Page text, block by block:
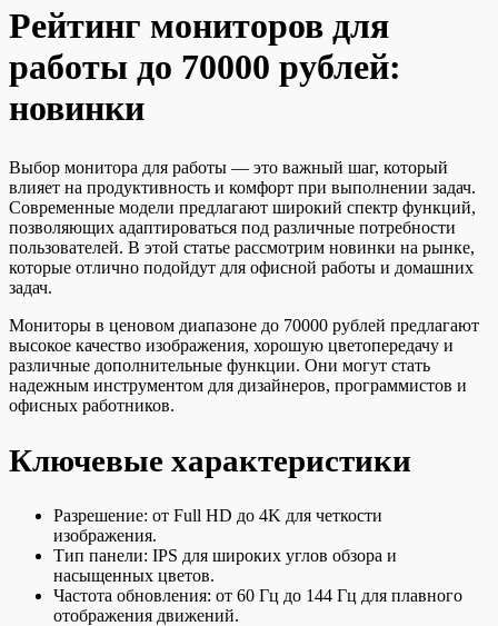
Рейтинг мониторов для
работы до 70000 рублей:
новинки
Выбор монитора для работы — это важный шаг, который
влияет на продуктивность и комфорт при выполнении задач.
Современные модели предлагают широкий спектр функций,
позволяющих адаптироваться под различные потребности
пользователей. В этой статье рассмотрим новинки на рынке,
которые отлично подойдут для офисной работы и домашних
задач.
Мониторы в ценовом диапазоне до 70000 рублей предлагают
высокое качество изображения, хорошую цветопередачу и
различные дополнительные функции. Они могут стать
надежным инструментом для дизайнеров, программистов и
офисных работников.
Ключевые характеристики
Разрешение: от Full HD до 4K для четкости
изображения.
Тип панели: IPS для широких углов обзора и
насыщенных цветов.
Частота обновления: от 60 Гц до 144 Гц для плавного
отображения движений.